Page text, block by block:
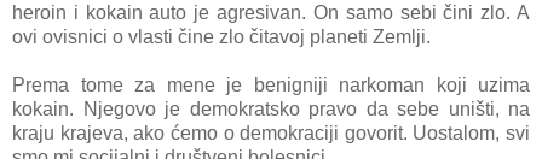
heroin i kokain auto je agresivan. On samo sebi čini zlo. A
ovi ovisnici o vlasti čine zlo čitavoj planeti Zemlji.
Prema tome za mene je benigniji narkoman koji uzima
kokain. Njegovo je demokratsko pravo da sebe uništi, na
kraju krajeva, ako ćemo o demokraciji govorit. Uostalom, svi